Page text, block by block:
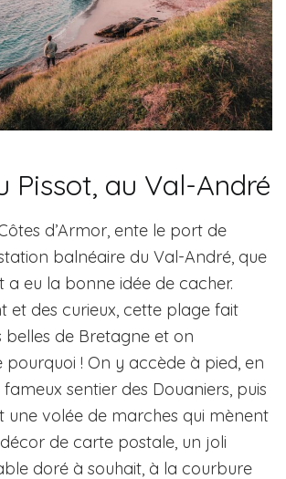
Pissot, au Val-André
d’Armor, ente le port de
balnéaire du Val-André, que
a eu la bonne idée de cacher.
et des curieux, cette plage fait
belles de Bretagne et on
! On y accède à pied, en
sentier des Douaniers, puis
une volée de marches qui mènent
de carte postale, un joli
doré à souhait, à la courbure